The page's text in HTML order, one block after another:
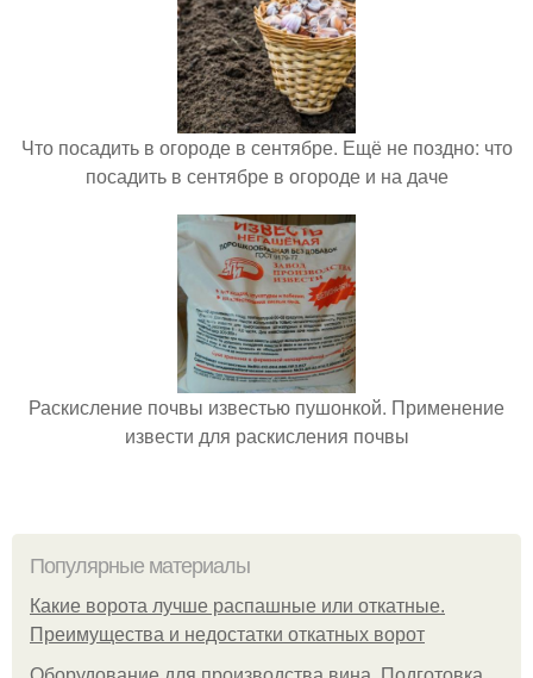
Что посадить в огороде в сентябре. Ещё не поздно: что
посадить в сентябре в огороде и на даче
Раскисление почвы известью пушонкой. Применение
извести для раскисления почвы
Популярные материалы
Какие ворота лучше распашные или откатные.
Преимущества и недостатки откатных ворот